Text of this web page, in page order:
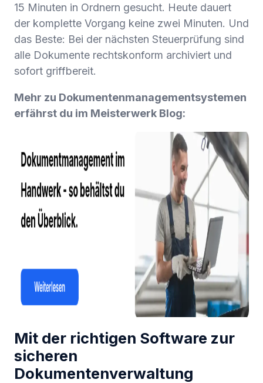
15 Minuten in Ordnern gesucht. Heute dauert
der komplette Vorgang keine zwei Minuten. Und
das Beste: Bei der nächsten Steuerprüfung sind
alle Dokumente rechtskonform archiviert und
sofort griffbereit.
Mehr zu Dokumentenmanagementsystemen
erfährst du im Meisterwerk Blog:
Mit der richtigen Software zur
sicheren
Dokumentenverwaltung